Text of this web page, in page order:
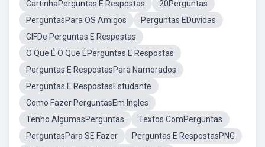
CartinhaPerguntas E Respostas
20Perguntas
PerguntasPara OS Amigos
Perguntas EDuvidas
GIFDe Perguntas E Respostas
O Que É O Que ÉPerguntas E Respostas
Perguntas E RespostasPara Namorados
Perguntas E RespostasEstudante
Como Fazer PerguntasEm Ingles
Tenho AlgumasPerguntas
Textos ComPerguntas
PerguntasPara SE Fazer
Perguntas E RespostasPNG